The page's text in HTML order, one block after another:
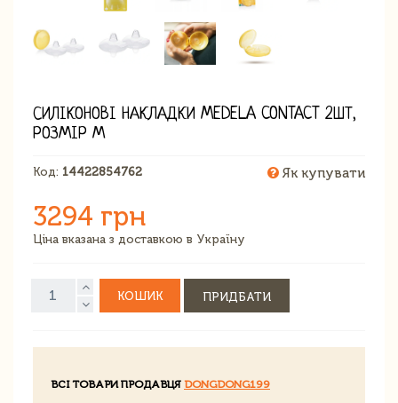
СИЛІКОНОВІ НАКЛАДКИ MEDELA CONTACT 2ШТ,
РОЗМІР М
Код: 14422854762 Як купувати
3294 грн
Ціна вказана з доставкою в Україну
КОШИК ПРИДБАТИ
ВСІ ТОВАРИ ПРОДАВЦЯ DONGDONG199